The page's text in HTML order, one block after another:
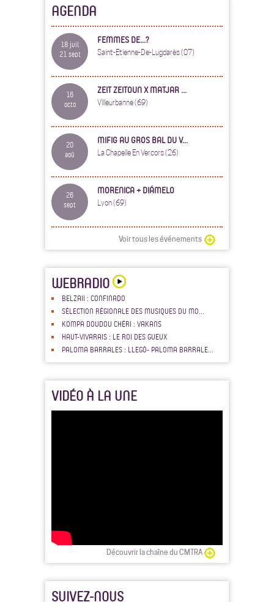
AGENDA
18 juil
21 sept
FEMMES DE...?
Saint-Etienne-De-Lugdarès (07)
16
octo
ZEIT ZEITOUN X MATJAR ...
Villeurbanne (69)
20
aoû
MIFIG AU GROS BAL DU V...
La Chapelle En Vercors (26)
26
sept
MORENICA + DIÁMELO
Lyon (69)
Voir tous les événements
WEBRADIO
BELZAII : CONFINADO
SÉLECTION RÉGIONALE DES MUSIQUES DU MO...
KOMPA DOUDOU CHÉRI : VAKANS
HAUT-VIVARAIS : LE ROI DES GUEUX
PALOMA BARRALES : LLEGÓ- PALOMA BARRALE...
VIDÉO À LA UNE
Découvrir la chaîne du CMTRA
SUIVEZ-NOUS